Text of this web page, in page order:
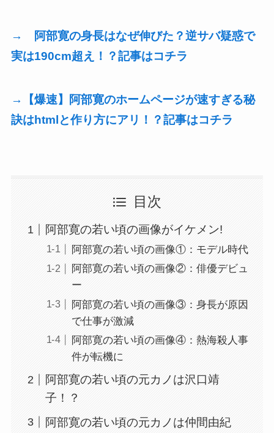
→ 阿部寛の身長はなぜ伸びた？逆サバ疑惑で
実は190cm超え！？記事はコチラ
→【爆速】阿部寛のホームページが速すぎる秘
訣はhtmlと作り方にアリ！？記事はコチラ
目次
阿部寛の若い頃の画像がイケメン!
阿部寛の若い頃の画像①：モデル時代
阿部寛の若い頃の画像②：俳優デビュ
ー
阿部寛の若い頃の画像③：身長が原因
で仕事が激減
阿部寛の若い頃の画像④：熱海殺人事
件が転機に
阿部寛の若い頃の元カノは沢口靖
子！？
阿部寛の若い頃の元カノは仲間由紀